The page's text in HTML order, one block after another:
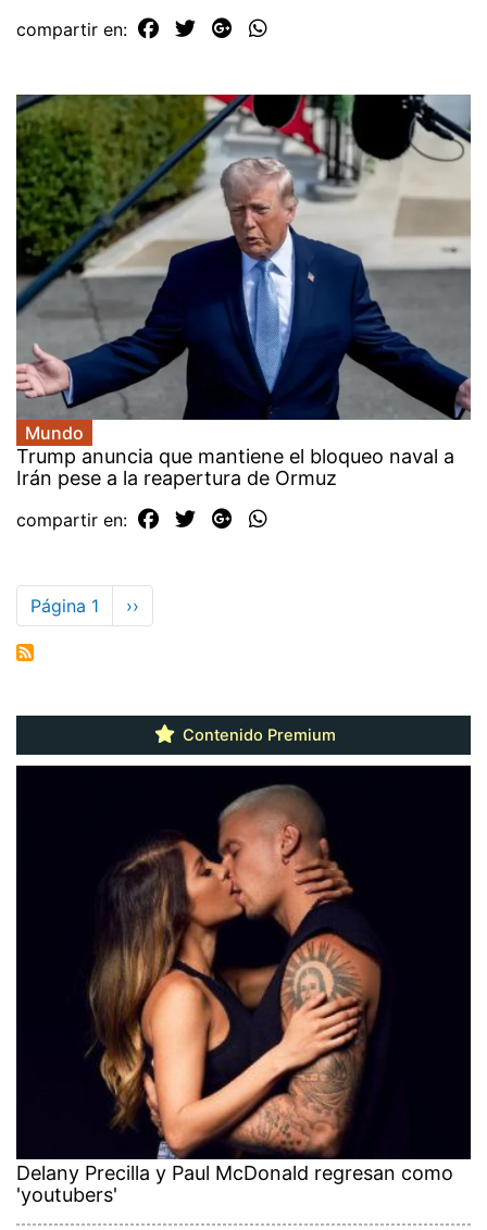
compartir en:
Mundo
Trump anuncia que mantiene el bloqueo naval a
Irán pese a la reapertura de Ormuz
compartir en:
Paginación
Página 1
Siguiente
página
››
Contenido Premium
Delany Precilla y Paul McDonald regresan como
'youtubers'